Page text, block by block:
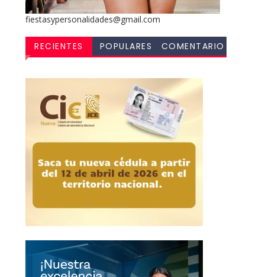
fiestasypersonalidades@gmail.com
RECIENTES POPULARES
COMENTARIO